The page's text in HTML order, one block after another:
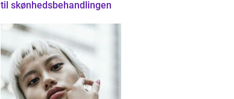
til skønhedsbehandlingen